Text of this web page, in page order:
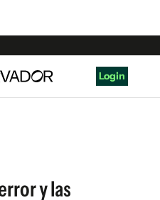
Login
y las